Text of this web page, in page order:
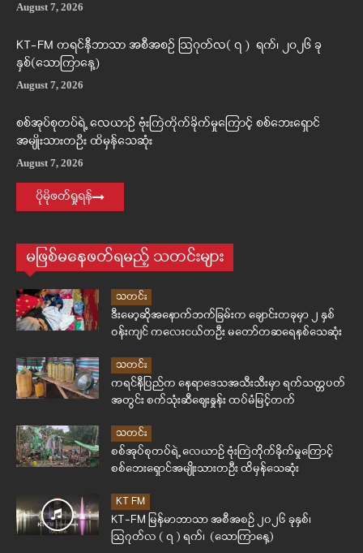
August 7, 2026
KT-FM ကရင်နီဘာသာ အစီအစဉ် ဩဂုတ်လ( ၇ ) ရက်၊ ၂၀၂၆ ခု
နှစ်(သောကြာနေ့)
August 7, 2026
စစ်အုပ်စုတပ်ရဲ့ လေယာဉ် ဗုံးကြဲတိုက်ခိုက်မှုကြောင့် စစ်ဘေးရှောင်
အမျိုးသားတဦး ထိမှန်သေဆုံး
August 7, 2026
ပိုမိုဖတ်ရှုရန်
မဖြစ်မနေဖတ်ရမည့် သတင်းများ
သတင်း
ဒီးမော့ဆိုအနောက်ဘက်ခြမ်းက ချောင်းတခုမှာ ၂ နှစ်
ဝန်းကျင် ကလေးငယ်တဦး မတော်တဆရေနစ်သေဆုံး
သတင်း
ကရင်နီပြည်က နေရာဒေသအသီးသီးမှာ ရက်သတ္တပတ်
အတွင်း စက်သုံးဆီဈေးနှုန်း ထပ်မံမြင့်တက်
သတင်း
စစ်အုပ်စုတပ်ရဲ့ လေယာဉ် ဗုံးကြဲတိုက်ခိုက်မှုကြောင့်
စစ်ဘေးရှောင်အမျိုးသားတဦး ထိမှန်သေဆုံး
KT FM
KT-FM မြန်မာဘာသာ အစီအစဉ် ၂၀၂၆ ခုနှစ်၊
ဩဂုတ်လ ( ၇ ) ရက်၊ (သောကြာနေ့)